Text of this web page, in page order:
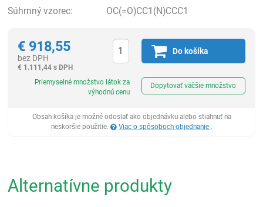
Súhrnný vzorec:
OC(=O)CC1(N)CCC1
€ 918,55
bez DPH
€ 1.111,44 s DPH
Do košíka
Priemyselné množstvo látok za
výhodnú cenu
Dopytovať väčšie množstvo
Obsah košíka je možné odoslať ako objednávku alebo stiahnuť na
neskoršie použitie.
Viac o spôsoboch objednanie .
Alternatívne produkty